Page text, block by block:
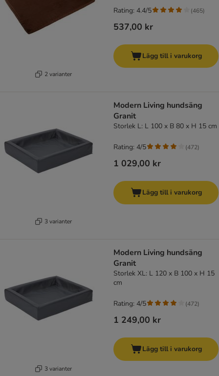
2 varianter
537,00 kr
Rating: 4.4/5 (465)
Lägg till i varukorg
3 varianter
Modern Living hundsäng
Granit
Storlek L: L 100 x B 80 x H 15 cm
1 029,00 kr
Rating: 4/5 (472)
Lägg till i varukorg
3 varianter
Modern Living hundsäng
Granit
Storlek XL: L 120 x B 100 x H 15
cm
1 249,00 kr
Rating: 4/5 (472)
Lägg till i varukorg